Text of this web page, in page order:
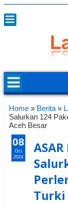
Home » Berita »
Salurkan 124
Aceh Besar
Turki
08
Oct
2024